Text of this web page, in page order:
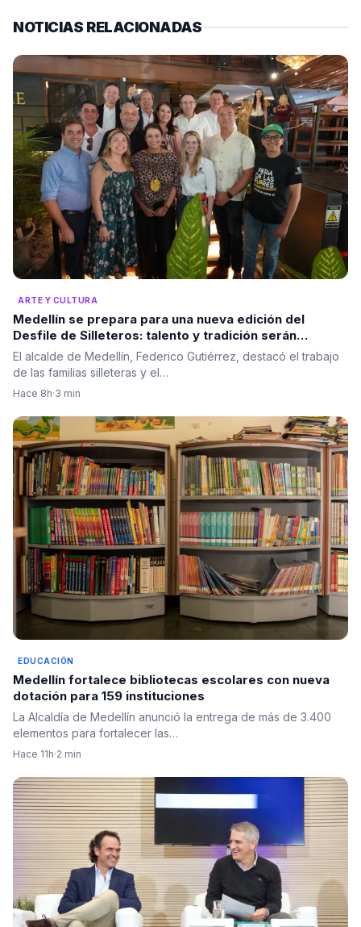
NOTICIAS RELACIONADAS
ARTE Y CULTURA
Medellín se prepara para una nueva edición del
Desfile de Silleteros: talento y tradición serán
protagonistas
El alcalde de Medellín, Federico Gutiérrez, destacó el trabajo
de las familias silleteras y el…
Hace 8h·3 min
EDUCACIÓN
Medellín fortalece bibliotecas escolares con nueva
dotación para 159 instituciones
La Alcaldía de Medellín anunció la entrega de más de 3.400
elementos para fortalecer las…
Hace 11h·2 min